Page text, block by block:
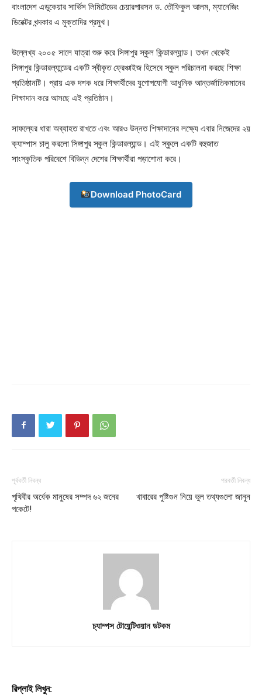
Download PhotoCard
বাংলাদেশ এডুকেয়ার সার্ভিস লিমিটেডের চেয়ারপারসন ড. তৌফিকুল আলম, ম্যানেজিং
ডিরেক্টর খন্দকার এ মুক্তাদির প্রমুখ।
উল্লেখ্য ২০০৫ সালে যাত্রা শুরু করে সিঙ্গাপুর স্কুল কিন্ডারল্যান্ড। তখন থেকেই
সিঙ্গাপুর কিন্ডারল্যান্ডের একটি স্বীকৃত ফ্রেঞ্চাইজ হিসেবে স্কুল পরিচালনা করছে শিক্ষা
প্রতিষ্ঠানটি। প্রায় এক দশক ধরে শিক্ষার্থীদের যুগোপযােগী আধুনিক আন্তর্জাতিকমানের
শিক্ষাদান করে আসছে এই প্রতিষ্ঠান।
সাফল্যের ধারা অব্যাহত রাখতে এবং আরও উন্নত শিক্ষাদানের লক্ষ্যে এবার নিজেদের ২য়
ক্যাম্পাস চালু করলো সিঙ্গাপুর স্কুল কিন্ডারল্যান্ড। এই স্কুলে একটি বহুজাত
সাংস্কৃতিক পরিবেশে বিভিন্ন দেশের শিক্ষার্থীরা পড়াশোনা করে।
Download PhotoCard
পূর্ববর্তী নিবন্ধ
পৃথিবীর অর্ধেক মানুষের সম্পদ ৬২ জনের
পকেটে!
পরবর্তী নিবন্ধ
খাবারের পুষ্টিগুন নিয়ে ভুল তথ্যগুলাে জানুন
চ্যাম্পস টোয়েন্টিওয়ান ডটকম
রিপ্লাই লিখুন: